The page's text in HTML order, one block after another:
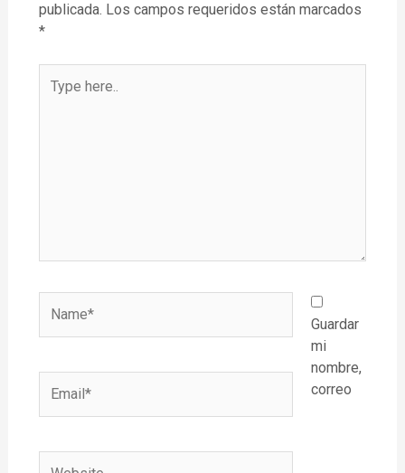
publicada. Los campos requeridos están marcados
*
here..
Guardar
mi
nombre,
correo